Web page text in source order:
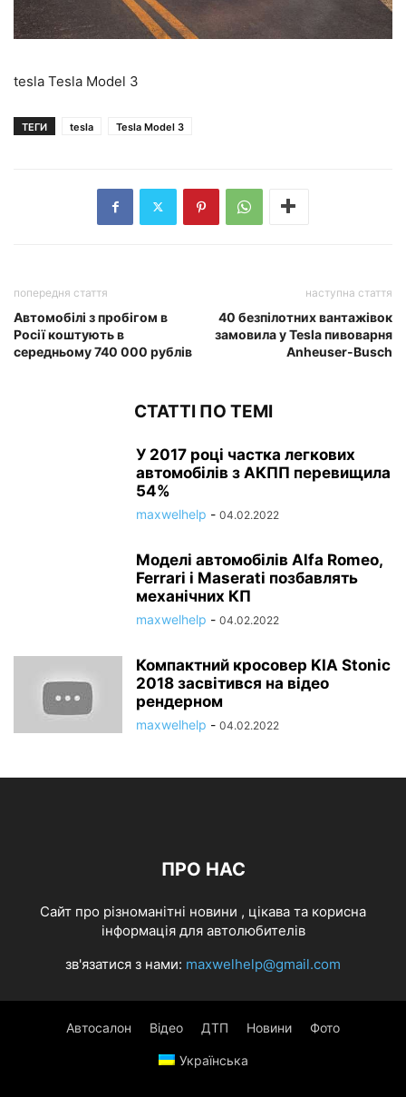
tesla Tesla Model 3
ТЕГИ tesla Tesla Model 3
попередня стаття
Автомобілі з пробігом в
Росії коштують в
середньому 740 000 рублів
наступна стаття
40 безпілотних вантажівок
замовила у Tesla пивоварня
Anheuser-Busch
СТАТТІ ПО ТЕМІ
У 2017 році частка легкових
автомобілів з АКПП перевищила
54%
maxwelhelp - 04.02.2022
Моделі автомобілів Alfa Romeo,
Ferrari і Maserati позбавлять
механічних КП
maxwelhelp - 04.02.2022
Компактний кросовер KIA Stonic
2018 засвітився на відео
рендерном
maxwelhelp - 04.02.2022
ПРО НАС
Cайт про різноманітні новини , цікава та корисна
інформація для автолюбителів
зв'язатися з нами: maxwelhelp@gmail.com
Автосалон Відео ДТП Новини Фото
Українська